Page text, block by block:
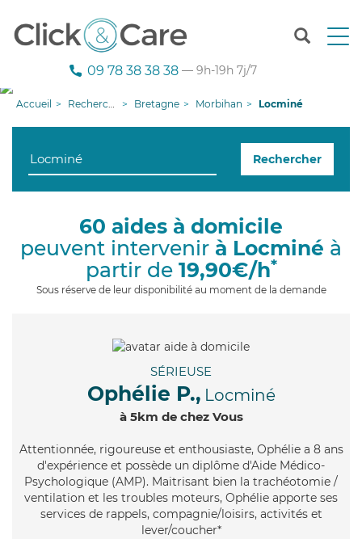
T
n
g
i
09 78 38 38 38 — 9h-19h 7j/7
Accueil Recherche aide à domicile Bretagne Morbihan Locminé
Rechercher
60 aides à domicile
peuvent intervenir à Locminé à
partir de 19,90€/h*
Sous réserve de leur disponibilité au moment de la demande
SÉRIEUSE
Ophélie P., Locminé
à 5km de chez Vous
Attentionnée, rigoureuse et enthousiaste, Ophélie a 8 ans
d'expérience et possède un diplôme d'Aide Médico-
Psychologique (AMP). Maitrisant bien la trachéotomie /
ventilation et les troubles moteurs, Ophélie apporte ses
services de rappels, compagnie/loisirs, activités et
lever/coucher*